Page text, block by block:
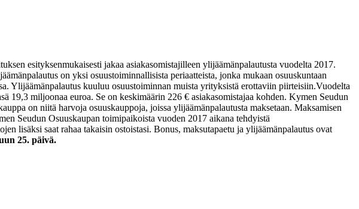
esityksenmukaisesti jakaa asiakasomistajilleen ylijäämänpalautusta vuodelta 2017.
on yksi osuustoiminnallisista periaatteista, jonka mukaan osuuskuntaan
Ylijäämänpalautus kuuluu osuustoiminnan muista yrityksistä erottaviin piirteisiin.Vuodelta
19,3 miljoonaa euroa. Se on keskimäärin 226 € asiakasomistajaa kohden. Kymen Seudun
on niitä harvoja osuuskauppoja, joissa ylijäämänpalautusta maksetaan. Maksamisen
Seudun Osuuskaupan toimipaikoista vuoden 2017 aikana tehdyistä
lisäksi saat rahaa takaisin ostoistasi. Bonus, maksutapaetu ja ylijäämänpalautus ovat
25. päivä.